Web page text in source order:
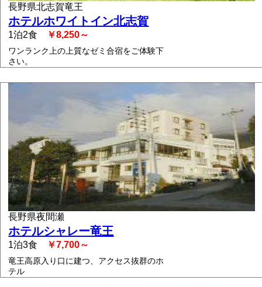
長野県北志賀竜王
ホテルホワイトイン北志賀
1泊2食 ￥8,250～
ワンランク上の上質なゼミ合宿をご体験下
さい。
長野県夜間瀬
ホテルシャレー竜王
1泊3食 ￥7,700～
竜王高原入り口に建つ、アクセス抜群のホ
テル